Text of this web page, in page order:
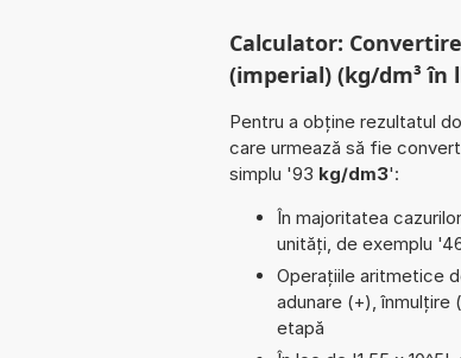
Calculator:
(imperial) (kg/dm³ în
Pentru a obține rezultatul
care urmează să fie
simplu '93 kg/dm3':
În majoritatea
unități, de exemplu
Operațiile aritmetice
adunare (+),
etapă